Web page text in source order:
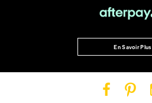
En Savoir Plus